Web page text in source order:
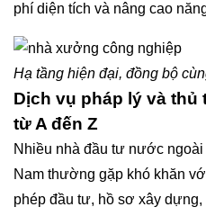
phí diện tích và nâng cao
Hạ tầng hiện đại, đồng bộ
Dịch vụ pháp lý và
từ A đến Z
Nhiều nhà đầu tư nước
Nam thường gặp khó khăn
phép đầu tư, hồ sơ xây